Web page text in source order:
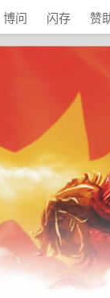
博问 闪存 赞